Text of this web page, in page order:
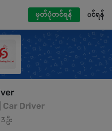
မှတ်ပုံတင်ရန် ၀င်ရန်
Car Driver
3 ဦး